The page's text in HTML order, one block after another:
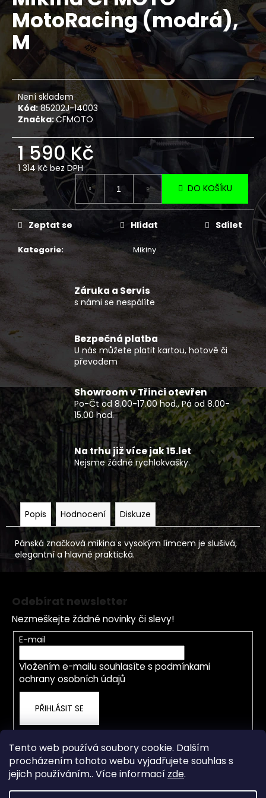
Tento web používá soubory cookie. Dalším
procházením tohoto webu vyjadřujete souhlas s
jejich používáním.. Více informací zde.
0,0
5
hvězdiček.
MotoRacing (modrá),
M
Není skladem
Kód: 85202J-14003
Značka:CFMOTO
1 590 Kč
1 314 Kč bez DPH
Měrná
cena:
DO KOŠÍKU
Kategorie: Mikiny
Zeptat se Hlídat Sdílet
Záruka a Servis
s námi se nespálíte
Bezpečná platba
U nás můžete platit kartou, hotově či
převodem
Showroom v Třinci otevřen
Po-Čt od 8.00-17.00 hod., Pá od 8.00-
15.00 hod.
Na trhu již více jak 15.let
Nejsme žádné rychlokvašky.
Popis Hodnocení Diskuze
Pánská značková mikina s vysokým límcem je slušivá,
elegantní a hlavně praktická.
a
j
í
t
?
HLEDAT
D
o
p
o
u
u
j
m
e
ČTYŘKOLKA
CFMOTO
GLADIATOR
C5-
A
G4
T3B
ŠEDÁ
160
990
Kč
Odebírat newsletter
Nezmeškejte žádné novinky či slevy!
E-mail
Vložením e-mailu souhlasíte s podmínkami
ochrany osobních údajů
PŘIHLÁSIT SE